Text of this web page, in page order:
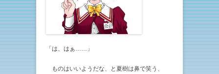
「は、はぁ……」
ものはいいようだな、と夏樹は鼻で笑う、